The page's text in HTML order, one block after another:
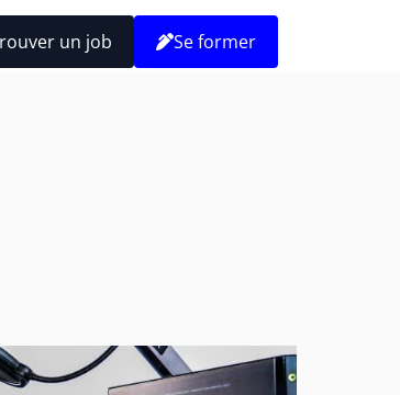
un job Se former